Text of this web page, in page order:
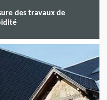
des travaux de